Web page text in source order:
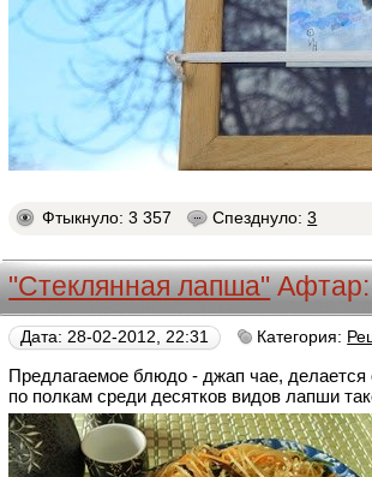
Фтыкнуло: 3 357 Спезднуло:3
"Стеклянная лапша"
Дата: 28-02-2012, 22:31 Категория:
Предлагаемое блюдо - джап чае,
по полкам среди десятков видов лапши